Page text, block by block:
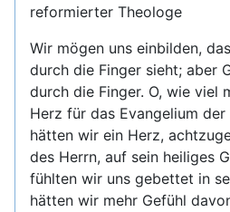
reformierter Theologe
Wir mögen uns einbilden,
durch die Finger sieht; aber
durch die Finger. O, wie viel
Herz für das Evangelium
hätten wir ein Herz,
des Herrn, auf sein heiliges
fühlten wir uns gebettet in
hätten wir mehr Gefühl